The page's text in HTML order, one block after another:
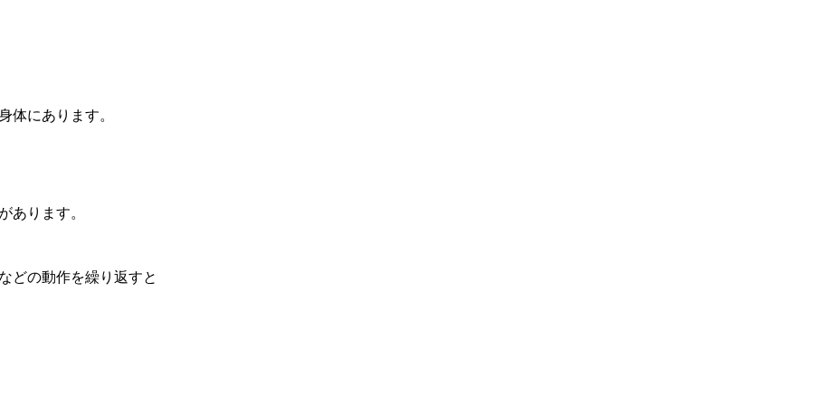
体にあります。
あります。
どの動作を繰り返すと